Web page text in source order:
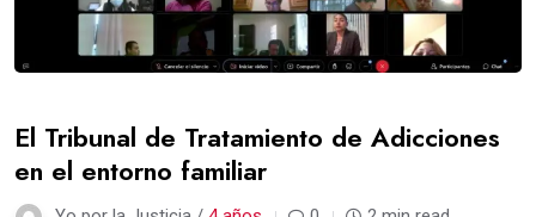
El Tribunal de Tratamiento de Adicciones
en el entorno familiar